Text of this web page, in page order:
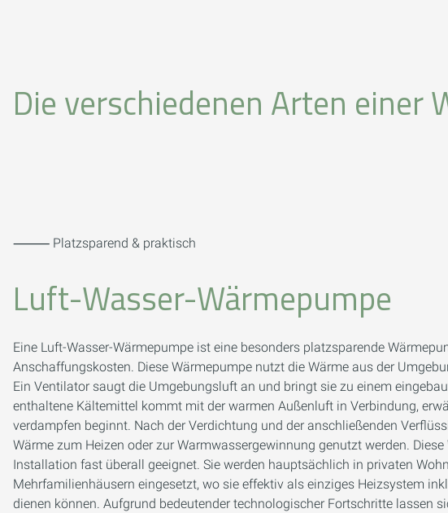
Die verschiedenen Arten einer
⸻ Platzsparend & praktisch
Luft-Wasser-Wärmepumpe
Eine Luft-Wasser-Wärmepumpe ist eine besonders platzsparende
Anschaffungskosten. Diese Wärmepumpe nutzt die Wärme aus der
Ein Ventilator saugt die Umgebungsluft an und bringt sie zu einem
enthaltene Kältemittel kommt mit der warmen Außenluft in Verbindung,
verdampfen beginnt. Nach der Verdichtung und der anschließenden
Wärme zum Heizen oder zur Warmwassergewinnung genutzt werden.
Installation fast überall geeignet. Sie werden hauptsächlich in privaten
Mehrfamilienhäusern eingesetzt, wo sie effektiv als einziges Heizsystem
dienen können. Aufgrund bedeutender technologischer Fortschritte lassen